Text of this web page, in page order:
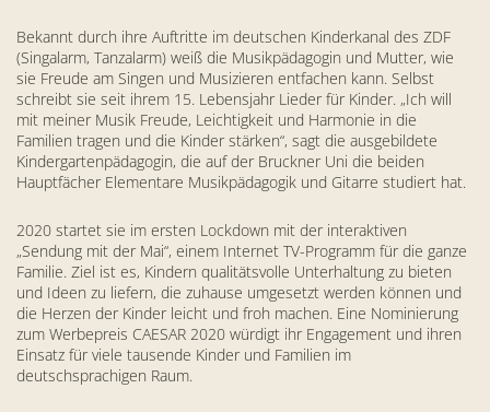
Bekannt durch ihre Auftritte im deutschen Kinderkanal des ZDF
(Singalarm, Tanzalarm) weiß die Musikpädagogin und Mutter, wie
sie Freude am Singen und Musizieren entfachen kann. Selbst
schreibt sie seit ihrem 15. Lebensjahr Lieder für Kinder. „Ich will
mit meiner Musik Freude, Leichtigkeit und Harmonie in die
Familien tragen und die Kinder stärken“, sagt die ausgebildete
Kindergartenpädagogin, die auf der Bruckner Uni die beiden
Hauptfächer Elementare Musikpädagogik und Gitarre studiert hat.
2020 startet sie im ersten Lockdown mit der interaktiven
„Sendung mit der Mai“, einem Internet TV-Programm für die ganze
Familie. Ziel ist es, Kindern qualitätsvolle Unterhaltung zu bieten
und Ideen zu liefern, die zuhause umgesetzt werden können und
die Herzen der Kinder leicht und froh machen. Eine Nominierung
zum Werbepreis CAESAR 2020 würdigt ihr Engagement und ihren
Einsatz für viele tausende Kinder und Familien im
deutschsprachigen Raum.